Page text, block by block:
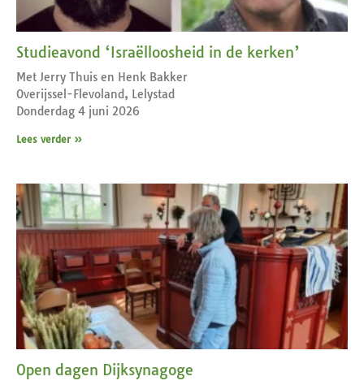
Studieavond ‘Israëlloosheid in de kerken’
Met Jerry Thuis en Henk Bakker
Overijssel-Flevoland, Lelystad
Donderdag 4 juni 2026
Lees verder »
Open dagen Dijksynagoge